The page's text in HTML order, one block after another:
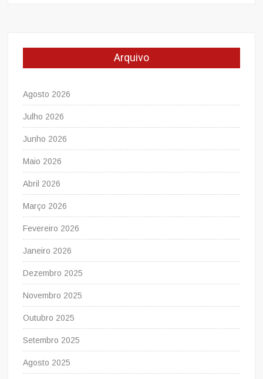
Arquivo
Agosto 2026
Julho 2026
Junho 2026
Maio 2026
Abril 2026
Março 2026
Fevereiro 2026
Janeiro 2026
Dezembro 2025
Novembro 2025
Outubro 2025
Setembro 2025
Agosto 2025